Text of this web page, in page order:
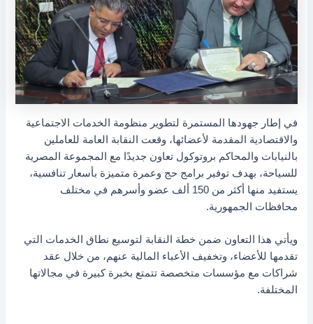
في إطار جهودها المستمرة لتطوير منظومة الخدمات الاجتماعية
والاقتصادية المقدمة لأعضائها، وقعت النقابة العامة للعاملين
بالنيابات والمحاكم بروتوكول تعاون جديدًا مع المجموعة المصرية
للسياحة، بهدف توفير برامج حج وعمرة متميزة بأسعار تنافسية،
يستفيد منها أكثر من 150 ألف عضو وأسرهم في مختلف
محافظات الجمهورية.
ويأتي هذا التعاون ضمن خطة النقابة لتوسيع نطاق الخدمات التي
تقدمها للأعضاء، وتخفيف الأعباء المالية عنهم، من خلال عقد
شراكات مع مؤسسات متخصصة تتمتع بخبرة كبيرة في مجالاتها
المختلفة.